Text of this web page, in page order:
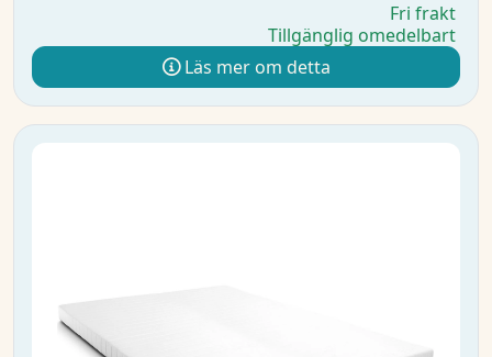
Fri frakt
Tillgänglig omedelbart
Läs mer om detta